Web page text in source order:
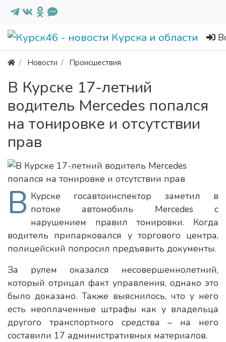
Новости Происшествия
В Курске 17-летний
водитель Mercedes попался
на тонировке и отсутствии
прав
В Курске госавтоинспектор заметил в
потоке автомобиль Mercedes с
нарушением правил тонировки. Когда
водитель припарковался у торгового центра,
полицейский попросил предъявить документы.
За рулем оказался несовершеннолетний,
который отрицал факт управления, однако это
было доказано. Также выяснилось, что у него
есть неоплаченные штрафы как у владельца
другого транспортного средства – на него
составили 17 административных материалов.